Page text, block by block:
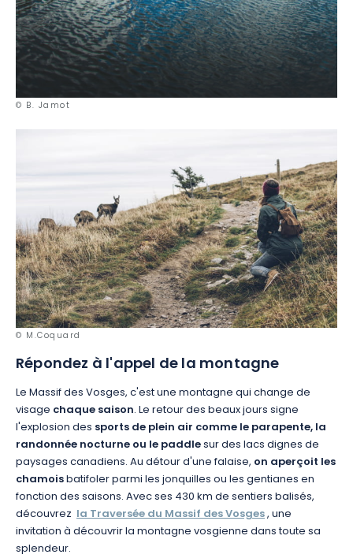
© B. Jamot
© M.Coquard
Répondez à l'appel de la montagne
Le Massif des Vosges, c'est une montagne qui change de
visage chaque saison. Le retour des beaux jours signe
l'explosion des sports de plein air comme le parapente, la
randonnée nocturne ou le paddlesur des lacs dignes de
paysages canadiens. Au détour d'une falaise, on aperçoit les
chamoisbatifoler parmi les jonquilles ou les gentianes en
fonction des saisons. Avec ses 430 km de sentiers balisés,
découvrez la Traversée du Massif des Vosges, une
invitation à découvrir la montagne vosgienne dans toute sa
splendeur.